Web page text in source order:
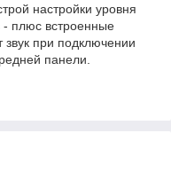
настройки уровня
- плюс встроенные
звук при подключении
панели.